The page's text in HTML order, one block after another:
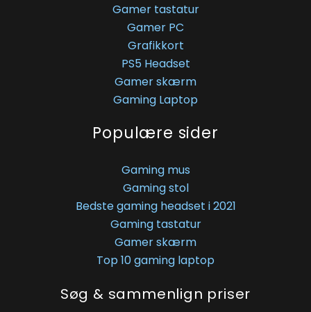
Gamer tastatur
Gamer PC
Grafikkort
PS5 Headset
Gamer skærm
Gaming Laptop
Populære sider
Gaming mus
Gaming stol
Bedste gaming headset i 2021
Gaming tastatur
Gamer skærm
Top 10 gaming laptop
Søg & sammenlign priser